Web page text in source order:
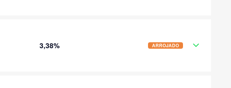
3,38% ARROJADO